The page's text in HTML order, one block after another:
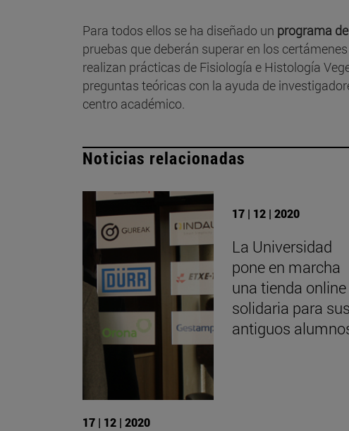
Para todos ellos se ha diseñado un programa
pruebas que deberán superar en los
realizan prácticas de Fisiología e Histología
preguntas teóricas con la ayuda de
centro académico.
Noticias relacionadas
17 | 12 | 2020
17 | 12 | 2020
La Universidad
pone en marcha
una tienda online
solidaria para sus
antiguos